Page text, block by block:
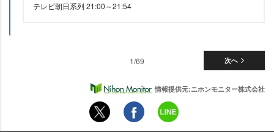
テレビ朝日系列 21:00～21:54
次へ
1/69
情報提供元:ニホンモニター株式会社